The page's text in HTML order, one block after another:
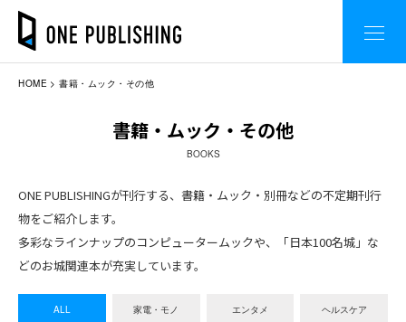
HOME 書籍・ムック・その他
書籍・ムック・その他
BOOKS
ONE PUBLISHINGが刊行する、書籍・ムック・別冊などの不定期刊行
物をご紹介します。
多彩なラインナップのコンピュータームックや、「日本100名城」な
どのお城関連本が充実しています。
ALL 家電・モノ エンタメ ヘルスケア